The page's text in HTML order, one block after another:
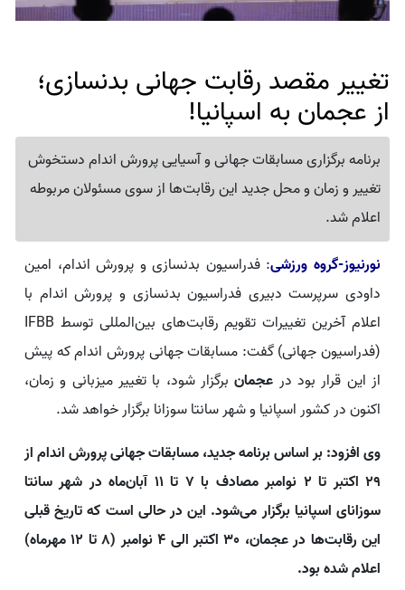
تغییر مقصد رقابت جهانی بدنسازی؛
از عجمان به اسپانیا!
برنامه برگزاری مسابقات جهانی و آسیایی پرورش اندام دستخوش
تغییر و زمان و محل جدید این رقابت‌ها از سوی مسئولان مربوطه
اعلام شد.
نورنیوز-گروه ورزشی: فدراسیون بدنسازی و پرورش اندام، امین
داودی سرپرست دبیری فدراسیون بدنسازی و پرورش اندام با
اعلام آخرین تغییرات تقویم رقابت‌های بین‌المللی توسط IFBB
(فدراسیون جهانی) گفت: مسابقات جهانی پرورش اندام که پیش
از این قرار بود در عجمانبرگزار شود، با تغییر میزبانی و زمان،
اکنون در کشور اسپانیا و شهر سانتا سوزانا برگزار خواهد شد.
وی افزود: بر اساس برنامه جدید، مسابقات جهانی پرورش اندام از
29 اکتبر تا 2 نوامبر مصادف با 7 تا 11 آبان‌ماه در شهر سانتا
سوزانای اسپانیا برگزار می‌شود. این در حالی است که تاریخ قبلی
این رقابت‌ها در عجمان، 30 اکتبر الی 4 نوامبر (8 تا 12 مهرماه)
اعلام شده بود.